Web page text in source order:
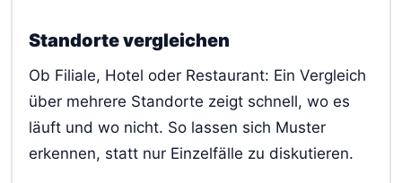
Standorte vergleichen
Ob Filiale, Hotel oder Restaurant: Ein Vergleich
über mehrere Standorte zeigt schnell, wo es
läuft und wo nicht. So lassen sich Muster
erkennen, statt nur Einzelfälle zu diskutieren.